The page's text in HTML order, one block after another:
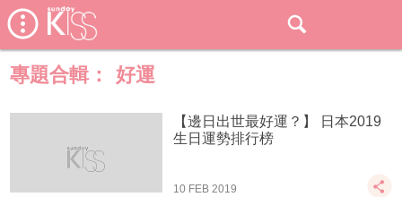
專題合輯： 好運
【邊日出世最好運？】 日本2019
生日運勢排行榜
10 FEB 2019